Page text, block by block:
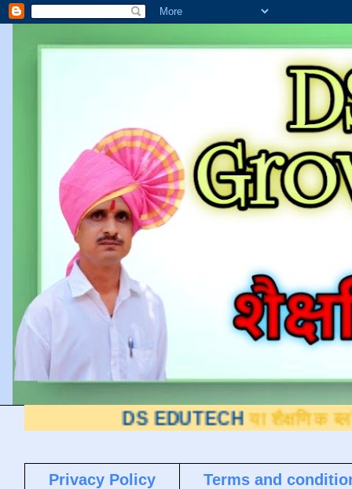
DS EDUTECH या शैक्षणिक ब्लॉगवर आपले
Privacy Policy
Terms and